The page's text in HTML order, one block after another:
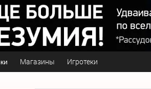
Магазины Игротеки